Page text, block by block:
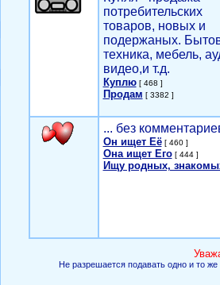
потребительских
товаров, новых и
подержаных.
техника, мебель,
видео,и т.д.
Куплю[ 468 ]
Продам [ 3382 ]
... без
Он ищет Её[ 460 ]
Она ищет Его[ 444 ]
Ищу родных,
Не разрешается подавать одно и то